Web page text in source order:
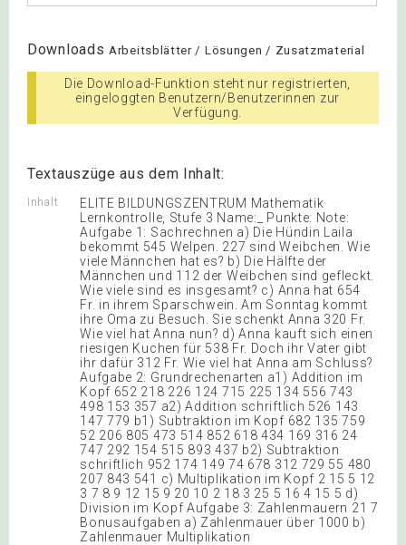
Downloads Arbeitsblätter / Lösungen / Zusatzmaterial
Die Download-Funktion steht nur registrierten,
eingeloggten Benutzern/Benutzerinnen zur
Verfügung.
Textauszüge aus dem Inhalt:
Inhalt
ELITE BILDUNGSZENTRUM Mathematik
Lernkontrolle, Stufe 3 Name:_ Punkte: Note:
Aufgabe 1: Sachrechnen a) Die Hündin Laila
bekommt 545 Welpen. 227 sind Weibchen. Wie
viele Männchen hat es? b) Die Hälfte der
Männchen und 112 der Weibchen sind gefleckt.
Wie viele sind es insgesamt? c) Anna hat 654
Fr. in ihrem Sparschwein. Am Sonntag kommt
ihre Oma zu Besuch. Sie schenkt Anna 320 Fr.
Wie viel hat Anna nun? d) Anna kauft sich einen
riesigen Kuchen für 538 Fr. Doch ihr Vater gibt
ihr dafür 312 Fr. Wie viel hat Anna am Schluss?
Aufgabe 2: Grundrechenarten a1) Addition im
Kopf 652 218 226 124 715 225 134 556 743
498 153 357 a2) Addition schriftlich 526 143
147 779 b1) Subtraktion im Kopf 682 135 759
52 206 805 473 514 852 618 434 169 316 24
747 292 154 515 893 437 b2) Subtraktion
schriftlich 952 174 149 74 678 312 729 55 480
207 843 541 c) Multiplikation im Kopf 2 15 5 12
3 7 8 9 12 15 9 20 10 2 18 3 25 5 16 4 15 5 d)
Division im Kopf Aufgabe 3: Zahlenmauern 21 7
Bonusaufgaben a) Zahlenmauer über 1000 b)
Zahlenmauer Multiplikation